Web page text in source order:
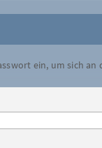
ein, um sich an